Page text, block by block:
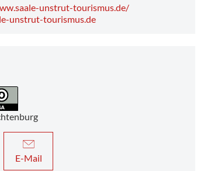
unstrut-tourismus.de/
unstrut-tourismus.de
E-Mail